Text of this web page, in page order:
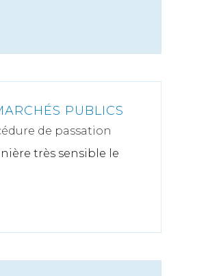
PUBLICS
de passation
très sensible le